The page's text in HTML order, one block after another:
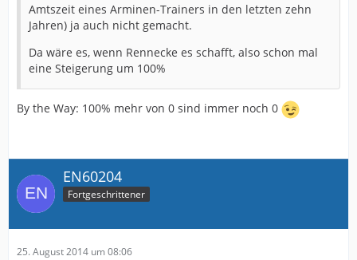
Amtszeit eines Arminen-Trainers in den letzten zehn
Jahren) ja auch nicht gemacht.
Da wäre es, wenn Rennecke es schafft, also schon mal
eine Steigerung um 100%
By the Way: 100% mehr von 0 sind immer noch 0
EN60204
Fortgeschrittener
25. August 2014 um 08:06